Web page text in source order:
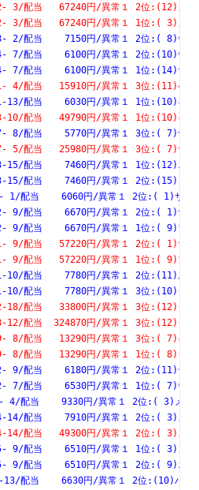
3/配当   67240円/異常１ 2位:(12)カフ
3/配当   67240円/異常１ 1位:( 3)メイ
8- 2/配当    7150円/異常１ 2位
14- 7/配当    6100円/異常１ 2位
14- 7/配当    6100円/異常１ 1
]: 3-11- 4/配当   15910円/
11-13/配当    6030円/異常
13-10/配当   49790円/異常
7- 8/配当    5770円/異常１ 3
7- 5/配当   25980円/異常１ 3
3-15/配当    7460円/異常
3-15/配当    7460円/異常１ 2
　 2- 1/配当    6060円/異常
1- 2- 9/配当    6670円/異常
1- 2- 9/配当    6670円/異常１
2- 1- 9/配当   57220円/異常
1- 9/配当   57220円/異常１
配当    7780円/異常１ 2位:(11)ルージ
配当    7780円/異常１ 3位:(10)ロード
18/配当   33800円/異常１ 3位:(12)タ
12/配当  324870円/異常１ 3位:(12)タ
8/配当   13290円/異常１ 3位:( 7)キタ
8/配当   13290円/異常１ 1位:( 8)シー
12- 9/配当    6180円/異常１ 2
2- 7/配当    6530円/異常１ 1
3- 4/配当    9330円/異常１ 2
4-14/配当    7910円/異常１ 2
4-14/配当   49300円/異常１ 2
3- 5- 9/配当    6510円/異常１
5- 9/配当    6510円/異常１ 2
10-13/配当    6630円/異常１ 2